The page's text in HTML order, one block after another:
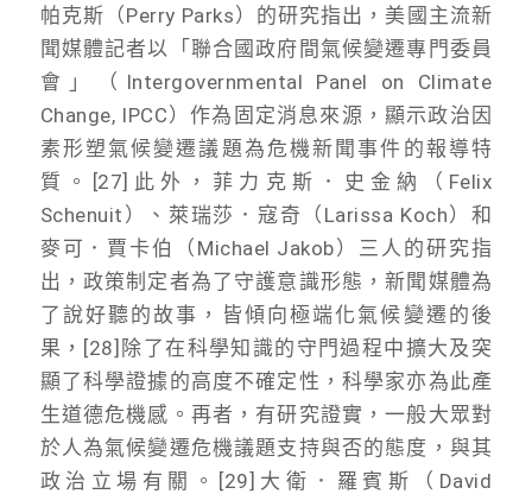
帕克斯（Perry Parks）的研究指出，美國主流新
聞媒體記者以「聯合國政府間氣候變遷專門委員
會」（Intergovernmental Panel on Climate
Change, IPCC）作為固定消息來源，顯示政治因
素形塑氣候變遷議題為危機新聞事件的報導特
質。[27]此外，菲力克斯．史金納（Felix
Schenuit）、萊瑞莎．寇奇（Larissa Koch）和
麥可．賈卡伯（Michael Jakob）三人的研究指
出，政策制定者為了守護意識形態，新聞媒體為
了說好聽的故事，皆傾向極端化氣候變遷的後
果，[28]除了在科學知識的守門過程中擴大及突
顯了科學證據的高度不確定性，科學家亦為此產
生道德危機感。再者，有研究證實，一般大眾對
於人為氣候變遷危機議題支持與否的態度，與其
政治立場有關。[29]大衛．羅賓斯（David